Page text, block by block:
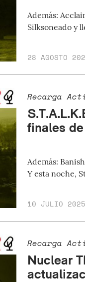
Además:
Silksoneado y
28 AGOSTO
Recarga
finales
Además:
Y esta noche,
10 JULIO 2025
Recarga
Nuclear